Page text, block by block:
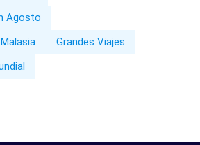
Agosto
Grandes Viajes